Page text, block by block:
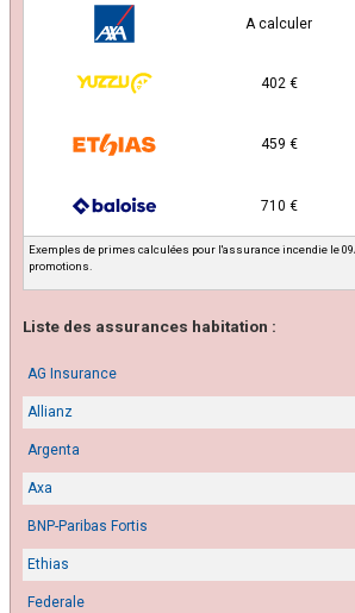
A calculer
402 €
459 €
710 €
Exemples de primes calculées pour l'assurance incendie le
promotions.
Liste des assurances habitation :
AG Insurance
Allianz
Argenta
Axa
BNP-Paribas Fortis
Ethias
Federale